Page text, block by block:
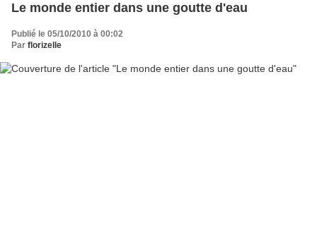
Le monde entier dans une goutte d'eau
Publié le 05/10/2010 à 00:02
Par florizelle